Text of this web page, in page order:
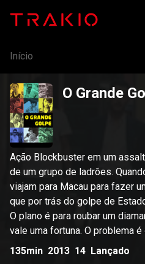
Início
O Grande
Ação Blockbuster em um
de um grupo de ladrões.
viajam para Macau para fazer
que por trás do golpe de
O plano é para roubar um
vale uma fortuna. O problema
cada um tem o seu próprio plano.
135min 2013 14 Lançado